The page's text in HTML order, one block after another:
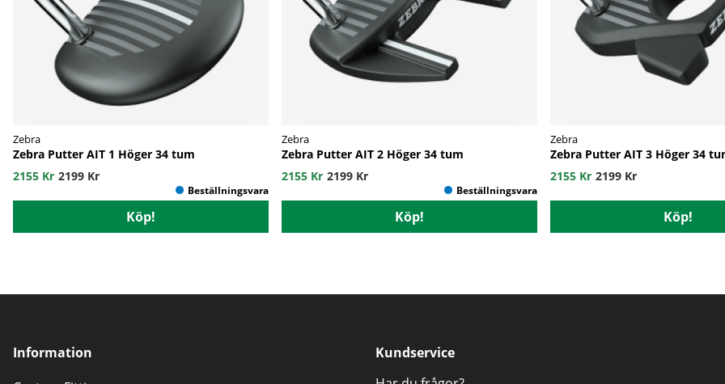
Zebra
Zebra Putter AIT 1 Höger 34 tum
2155 Kr 2199 Kr
Köp!
Zebra
Zebra Putter AIT 2 Höger 34 tum
2155 Kr 2199 Kr
Köp!
Zebra
Zebra Putter AIT 3 Höger 34
2155 Kr 2199 Kr
Köp!
Information
Kundservice